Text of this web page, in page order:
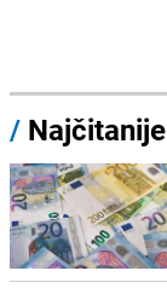
/ Najčitanije